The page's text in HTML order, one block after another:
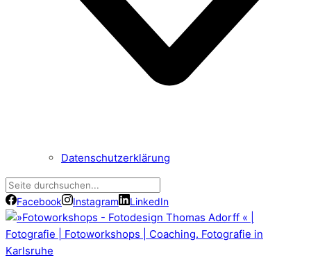
Datenschutzerklärung
Facebook Instagram LinkedIn